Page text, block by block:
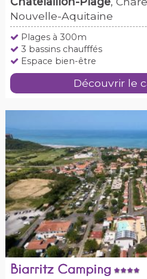
Nouvelle-Aquitaine
Plages à 300m
3 bassins chaufffés
Espace bien-être
Découvrir le
Biarritz Camping